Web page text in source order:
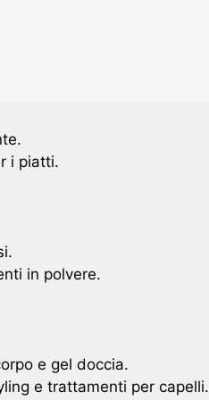
i piatti.
in polvere.
e gel doccia.
e trattamenti per capelli.